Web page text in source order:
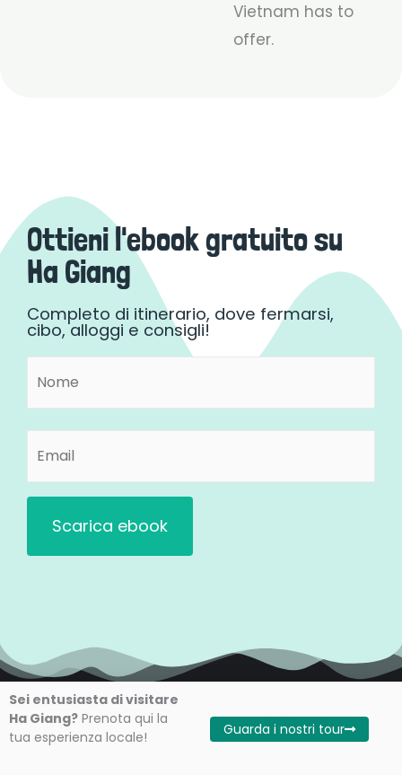
Vietnam has to
offer.
Ottieni l'ebook gratuito su
Ha Giang
Completo di itinerario, dove fermarsi,
cibo, alloggi e consigli!
Nome
Sei entusiasta di visitare
Ha Giang? Prenota qui la
tua esperienza locale!
Guarda i nostri tour